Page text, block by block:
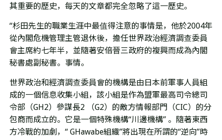
其重要的歷史，每天的文章都完全忽略了這一歷史。
“杉田先生的職業生涯中最值得注意的事情是，他於2004年
從內閣危機管理主管退休後，擔任世界政治經濟調查委員
會主席約七年半，並隨著安倍晉三政府的複興而成為內閣
秘書處副秘書。事情。
世界政治和經濟調查委員會的機構是由日本前軍事人員組
成的一個信息收集小組，該小組是作為盟軍最高司令總司
令部（GH2）參謀長2 （G2）的敵方情報部門（CIC）的分
包商而成立的。它是一個特殊機構“川邊機構” 。隨著東西
方冷戰的加劇， “ GHawabe組織”將出現在所謂的“逆向”時